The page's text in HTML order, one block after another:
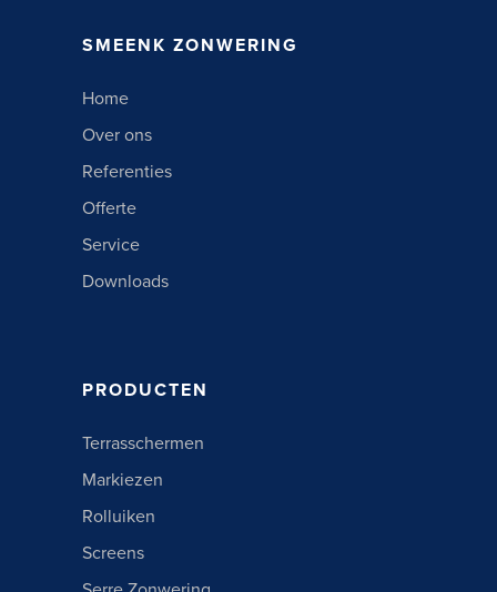
SMEENK ZONWERING
Home
Over ons
Referenties
Offerte
Service
Downloads
PRODUCTEN
Terrasschermen
Markiezen
Rolluiken
Screens